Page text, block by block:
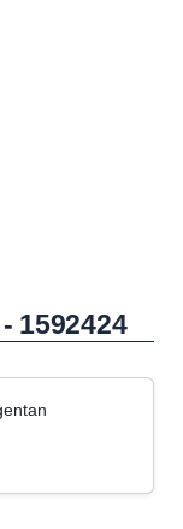
1592424